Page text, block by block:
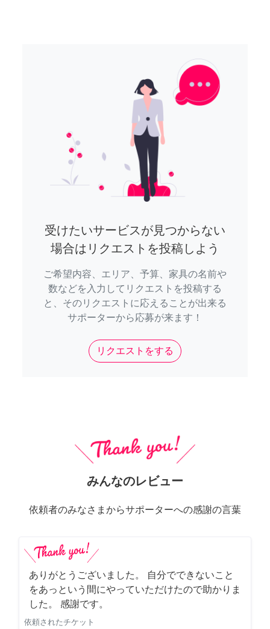
受けたいサービスが見つからない
場合はリクエストを投稿しよう
ご希望内容、エリア、予算、家具の名前や
数などを入力してリクエストを投稿する
と、そのリクエストに応えることが出来る
サポーターから応募が来ます！
リクエストをする
みんなのレビュー
依頼者のみなさまからサポーターへの感謝の言葉
ありがとうございました。 自分でできないこと
をあっという間にやっていただけたので助かりま
した。 感謝です。
依頼されたチケット